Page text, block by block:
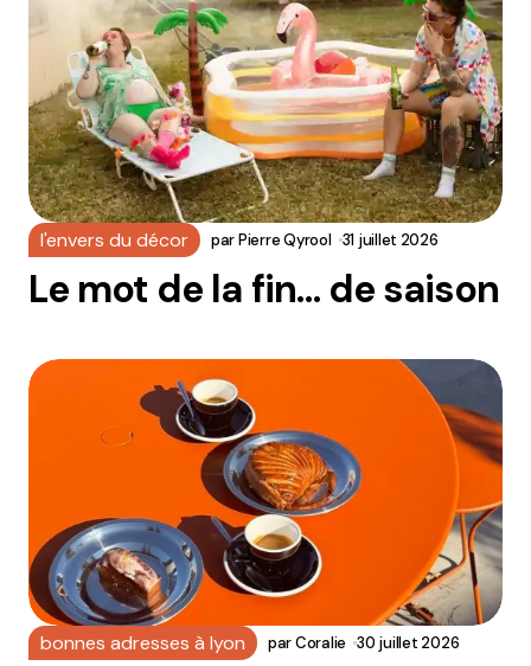
l'envers du décor parPierre Qyrool 31 juillet 2026
Le mot de la fin… de saison
bonnes adresses à lyon parCoralie 30 juillet 2026